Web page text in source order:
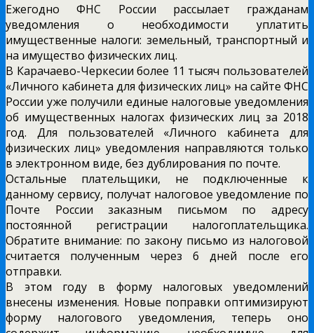
Ежегодно ФНС России рассылает гражданам
уведомления о необходимости уплатить
имущественные налоги: земельный, транспортный и
на имущество физических лиц.
В Карачаево-Черкесии более 11 тысяч пользователей
«Личного кабинета для физических лиц» на сайте ФНС
России уже получили единые налоговые уведомления
об имущественных налогах физических лиц за 2018
год. Для пользователей «Личного кабинета для
физических лиц» уведомления направляются только
в электронном виде, без дублирования по почте.
Остальные плательщики, не подключенные к
данному сервису, получат налоговое уведомление по
Почте России заказным письмом по адресу
постоянной регистрации налогоплательщика.
Обратите внимание: по закону письмо из налоговой
считается полученным через 6 дней после его
отправки.
В этом году в форму налоговых уведомлений
внесены изменения. Новые поправки оптимизируют
форму налогового уведомления, теперь оно